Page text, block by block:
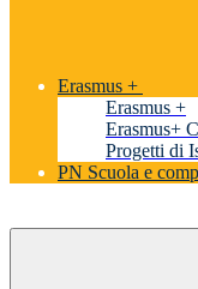
Erasmus +
Erasmus +
Erasmus+
Progetti di
PN Scuola e